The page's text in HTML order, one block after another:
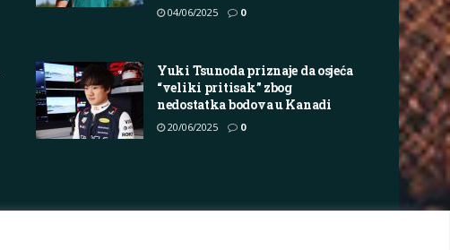
04/06/2025 0
Yuki Tsunoda priznaje da osjeća
“veliki pritisak” zbog
nedostatka bodova u Kanadi
20/06/2025 0